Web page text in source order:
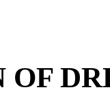
OF